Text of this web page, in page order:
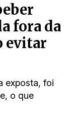
fora da
evitar
exposta, foi
o que